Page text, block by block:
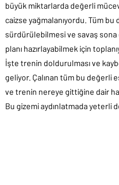
büyük miktarlarda değerli
caizse yağmalanıyordu. Tüm bu
sürdürülebilmesi ve savaş
planı hazırlayabilmek için
İşte trenin doldurulması ve
geliyor. Çalınan tüm bu değerli
ve trenin nereye gittiğine dair
Bu gizemi aydınlatmada yeterli